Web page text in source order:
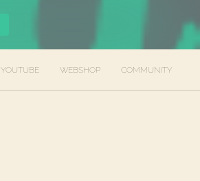
YOUTUBE WEBSHOP COMMUNITY